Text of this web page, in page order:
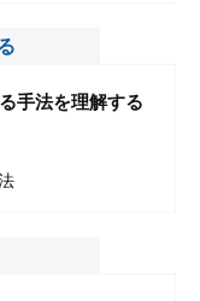
手法を理解する